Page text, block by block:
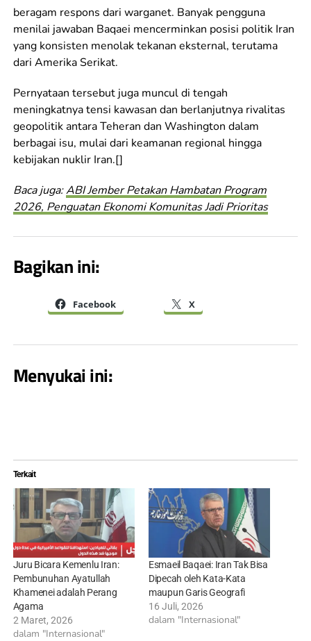
beragam respons dari warganet. Banyak pengguna
menilai jawaban Baqaei mencerminkan posisi politik Iran
yang konsisten menolak tekanan eksternal, terutama
dari Amerika Serikat.
Pernyataan tersebut juga muncul di tengah
meningkatnya tensi kawasan dan berlanjutnya rivalitas
geopolitik antara Teheran dan Washington dalam
berbagai isu, mulai dari keamanan regional hingga
kebijakan nuklir Iran.[]
Baca juga:ABI Jember Petakan Hambatan Program
2026, Penguatan Ekonomi Komunitas Jadi Prioritas
Bagikan ini:
Facebook X
Menyukai ini:
Terkait
Juru Bicara Kemenlu Iran:
Pembunuhan Ayatullah
Khamenei adalah Perang
Agama
2 Maret, 2026
dalam "Internasional"
Esmaeil Baqaei: Iran Tak Bisa
Dipecah oleh Kata-Kata
maupun Garis Geografi
16 Juli, 2026
dalam "Internasional"